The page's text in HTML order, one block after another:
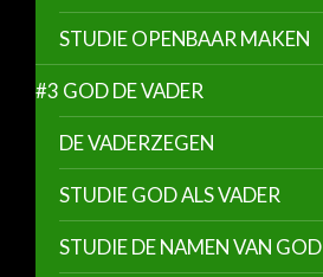
STUDIE OPENBAAR MAKEN
#3 GOD DE VADER
DE VADERZEGEN
STUDIE GOD ALS VADER
STUDIE DE NAMEN VAN GOD